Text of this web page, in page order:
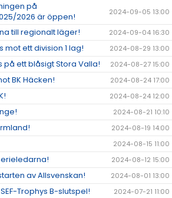
på
2026 är öppen!
2024-09-05 13:00
till regionalt läger! 2024-09-04 16:30
mot ett division 1 lag! 2024-08-29 13:00
på ett blåsigt Stora Valla! 2024-08-27 15:00
BK Häcken! 2024-08-24 17:00
2024-08-24 12:00
2024-08-21 10:10
2024-08-19 14:00
2024-08-15 11:00
2024-08-12 15:00
av Allsvenskan! 2024-08-01 13:00
Trophys B-slutspel! 2024-07-21 11:00